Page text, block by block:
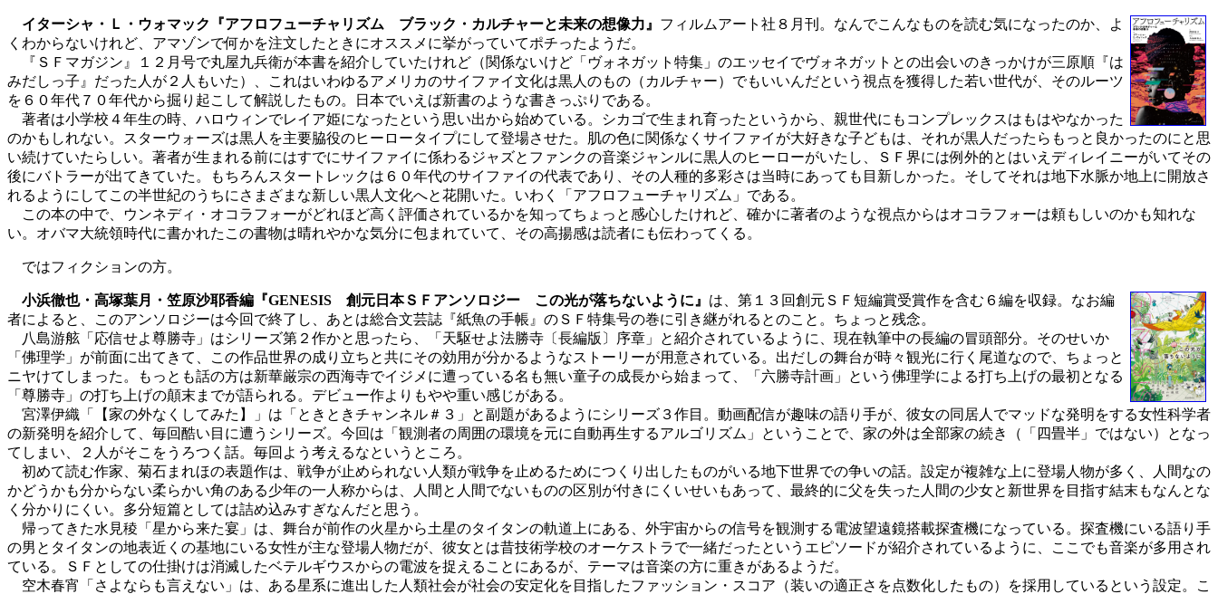
イターシャ・Ｌ・ウォマック『アフロフューチャリズム ブラック・カルチャーと未来の想像力』 フィルムアート社８月刊。なんでこんなものを読む気になったのか、よ
くわからないけれど、アマゾンで何かを注文したときにオススメに挙がっていてポチったようだ。
『ＳＦマガジン』１２月号で丸屋九兵衛が本書を紹介していたけれど（関係ないけど「ヴォネガット特集」のエッセイでヴォネガットとの出会いのきっかけが三原順『は
みだしっ子』だった人が２人もいた）、これはいわゆるアメリカのサイファイ文化は黒人のもの（カルチャー）でもいいんだという視点を獲得した若い世代が、そのルーツ
を６０年代７０年代から掘り起こして解説したもの。日本でいえば新書のような書きっぷりである。
著者は小学校４年生の時、ハロウィンでレイア姫になったという思い出から始めている。シカゴで生まれ育ったというから、親世代にもコンプレックスはもはやなかった
のかもしれない。スターウォーズは黒人を主要脇役のヒーロータイプにして登場させた。肌の色に関係なくサイファイが大好きな子どもは、それが黒人だったらもっと良かったのにと思
い続けていたらしい。著者が生まれる前にはすでにサイファイに係わるジャズとファンクの音楽ジャンルに黒人のヒーローがいたし、ＳＦ界には例外的とはいえディレイニーがいてその
後にバトラーが出てきていた。もちろんスタートレックは６０年代のサイファイの代表であり、その人種的多彩さは当時にあっても目新しかった。そしてそれは地下水脈か地上に開放さ
れるようにしてこの半世紀のうちにさまざまな新しい黒人文化へと花開いた。いわく「アフロフューチャリズム」である。
この本の中で、ウンネディ・オコラフォーがどれほど高く評価されているかを知ってちょっと感心したけれど、確かに著者のような視点からはオコラフォーは頼もしいのかも知れな
い。オバマ大統領時代に書かれたこの書物は晴れやかな気分に包まれていて、その高揚感は読者にも伝わってくる。
ではフィクションの方。
小浜徹也・高塚葉月・笠原沙耶香編『GENESIS 創元日本ＳＦアンソロジー この光が落ちないように』 は、第１３回創元ＳＦ短編賞受賞作を含む６編を収録。なお編
者によると、このアンソロジーは今回で終了し、あとは総合文芸誌『紙魚の手帳』のＳＦ特集号の巻に引き継がれるとのこと。ちょっと残念。
八島游舷「応信せよ尊勝寺」はシリーズ第２作かと思ったら、「天駆せよ法勝寺〔長編版〕序章」と紹介されているように、現在執筆中の長編の冒頭部分。そのせいか
「佛理学」が前面に出てきて、この作品世界の成り立ちと共にその効用が分かるようなストーリーが用意されている。出だしの舞台が時々観光に行く尾道なので、ちょっと
ニヤけてしまった。もっとも話の方は新華厳宗の西海寺でイジメに遭っている名も無い童子の成長から始まって、「六勝寺計画」という佛理学による打ち上げの最初となる
「尊勝寺」の打ち上げの顛末までが語られる。デビュー作よりもやや重い感じがある。
宮澤伊織「【家の外なくしてみた】」は「ときときチャンネル＃３」と副題があるようにシリーズ３作目。動画配信が趣味の語り手が、彼女の同居人でマッドな発明をする女性科学者
の新発明を紹介して、毎回酷い目に遭うシリーズ。今回は「観測者の周囲の環境を元に自動再生するアルゴリズム」ということで、家の外は全部家の続き（「四畳半」ではない）となっ
てしまい、２人がそこをうろつく話。毎回よう考えるなというところ。
初めて読む作家、菊石まれほの表題作は、戦争が止められない人類が戦争を止めるためにつくり出したものがいる地下世界での争いの話。設定が複雑な上に登場人物が多く、人間なの
かどうかも分からない柔らかい角のある少年の一人称からは、人間と人間でないものの区別が付きにくいせいもあって、最終的に父を失った人間の少女と新世界を目指す結末もなんとな
く分かりにくい。多分短篇としては詰め込みすぎなんだと思う。
帰ってきた水見稜「星から来た宴」は、舞台が前作の火星から土星のタイタンの軌道上にある、外宇宙からの信号を観測する電波望遠鏡搭載探査機になっている。探査機にいる語り手
の男とタイタンの地表近くの基地にいる女性が主な登場人物だが、彼女とは昔技術学校のオーケストラで一緒だったというエピソードが紹介されているように、ここでも音楽が多用され
ている。ＳＦとしての仕掛けは消滅したベテルギウスからの電波を捉えることにあるが、テーマは音楽の方に重きがあるようだ。
空木春宵「さよならも言えない」は、ある星系に進出した人類社会が社会の安定化を目指したファッション・スコア（装いの適正さを点数化したもの）を採用しているという設定。こ